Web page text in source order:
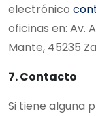
electrónico
oficinas en: Av.
Mante, 45235
7. Contacto
Si tiene alguna